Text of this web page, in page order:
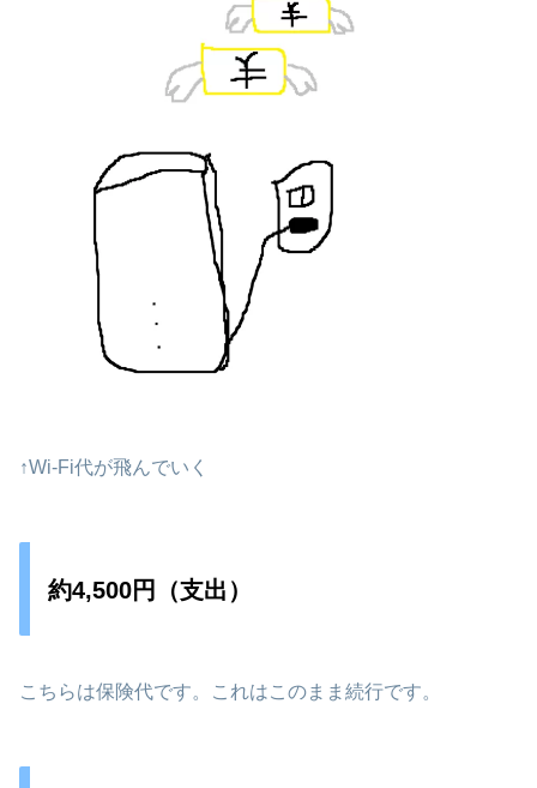
↑Wi-Fi代が飛んでいく
約4,500円（支出）
こちらは保険代です。これはこのまま続行です。